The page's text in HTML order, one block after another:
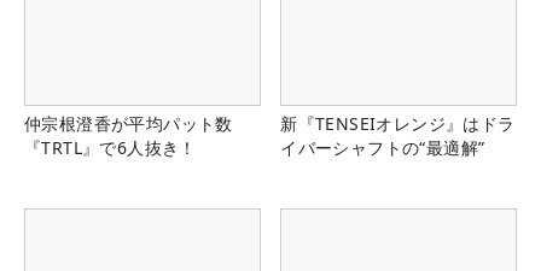
仲宗根澄香が平均パット数
『TRTL』で6人抜き！
新『TENSEIオレンジ』はドラ
イバーシャフトの“最適解”